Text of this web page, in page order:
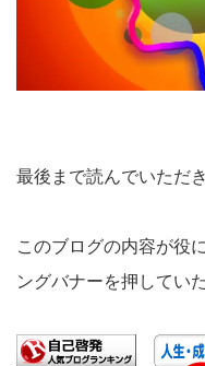
最後まで読んでいただ
このブログの内容が役
ングバナーを押してい